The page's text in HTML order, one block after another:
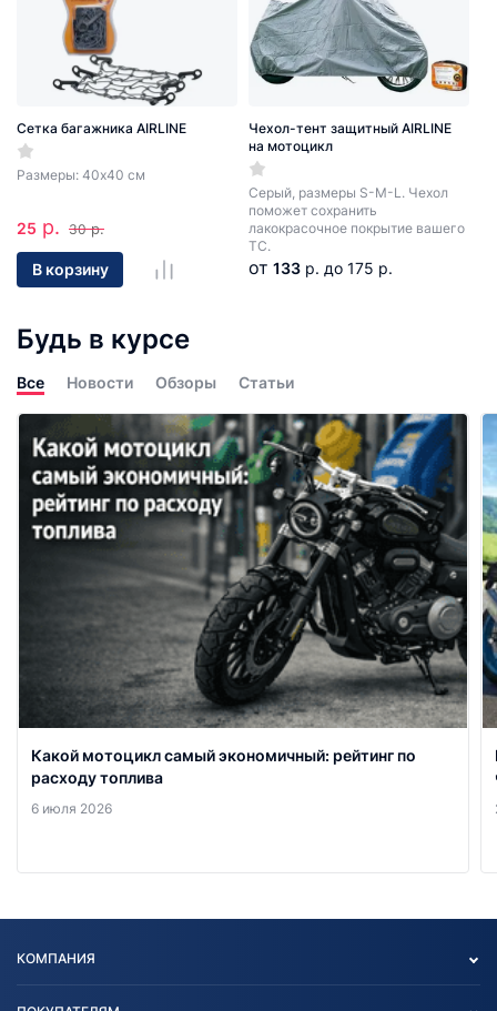
Сетка багажника AIRLINE
Размеры: 40х40 см
25 р. 30 р.
В корзину
Чехол-тент защитный AIRLINE
на мотоцикл
Серый, размеры S-M-L. Чехол
поможет сохранить
лакокрасочное покрытие вашего
ТС.
от 133 р. до 175 р.
Будь в курсе
Все Новости Обзоры Статьи
Какой мотоцикл самый экономичный: рейтинг по
расходу топлива
6 июля 2026
КОМПАНИЯ